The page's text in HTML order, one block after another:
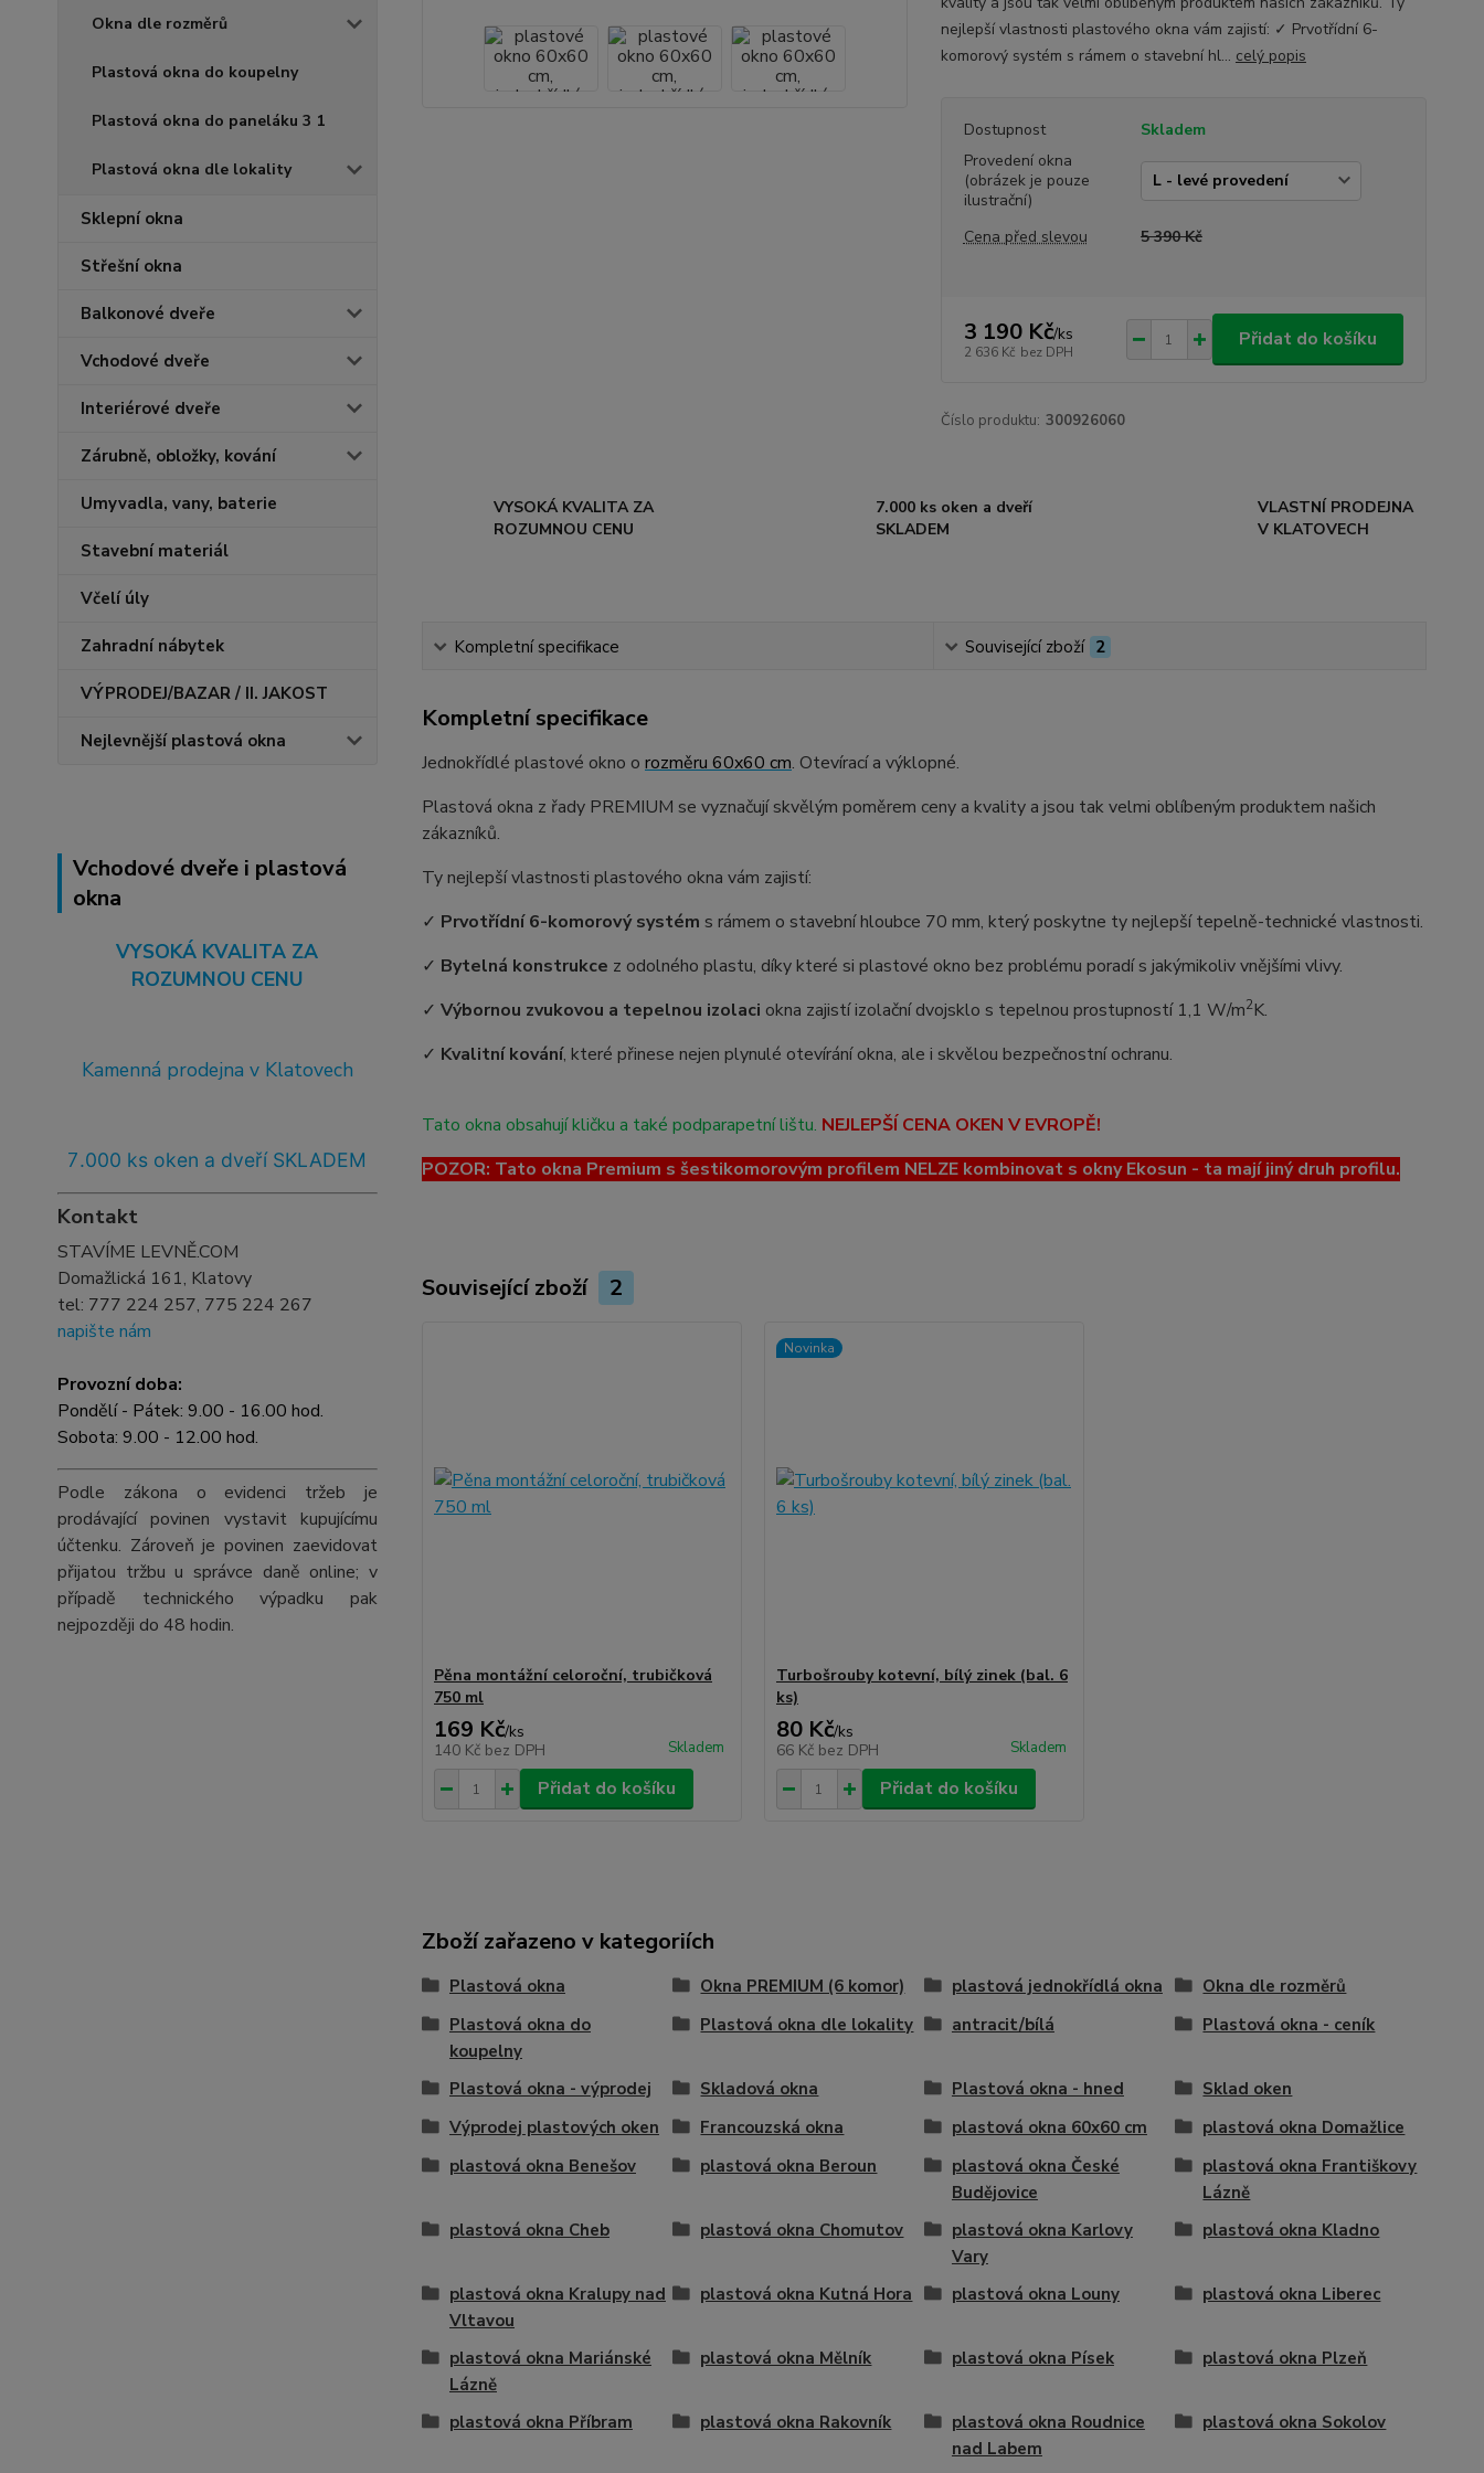
Okna dle rozměrů
Plastová okna do koupelny
Plastová okna do paneláku 3 1
Plastová okna dle lokality
Sklepní okna
Střešní okna
Balkonové dveře
Vchodové dveře
Interiérové dveře
Zárubně, obložky, kování
Umyvadla, vany, baterie
Stavební materiál
Včelí úly
Zahradní nábytek
VÝPRODEJ/BAZAR / II. JAKOST
Nejlevnější plastová okna
Vchodové dveře i plastová
okna
VYSOKÁ KVALITA ZA
ROZUMNOU CENU
Kamenná prodejna v Klatovech
7.000 ks oken a dveří SKLADEM
Kontakt
STAVÍME LEVNĚ.COM
Domažlická 161, Klatovy
tel: 777 224 257, 775 224 267
napište nám
Provozní doba:
Pondělí - Pátek: 9.00 - 16.00 hod.
Sobota: 9.00 - 12.00 hod.
Podle zákona o evidenci tržeb je
prodávající povinen vystavit kupujícímu
účtenku. Zároveň je povinen zaevidovat
přijatou tržbu u správce daně online; v
případě technického výpadku pak
nejpozději do 48 hodin.
nejlepší vlastnosti plastového okna vám zajistí: ✓ Prvotřídní 6-
komorový systém s rámem o stavební hl... celý popis
Dostupnost
Skladem
Provedení okna
(obrázek je pouze
ilustrační)
Cena před slevou
5 390 Kč
3 190 Kč/ks
2 636 Kč bez DPH
Přidat do košíku
Číslo produktu: 300926060
VYSOKÁ KVALITA ZA
ROZUMNOU CENU
7.000 ks oken a dveří
SKLADEM
VLASTNÍ PRODEJNA
V KLATOVECH
Kompletní specifikace Související zboží 2
Kompletní specifikace
Jednokřídlé plastové okno o rozměru 60x60 cm. Otevírací a výklopné.
Plastová okna z řady PREMIUM se vyznačují skvělým poměrem ceny a kvality a jsou tak velmi oblíbeným produktem našich
zákazníků.
Ty nejlepší vlastnosti plastového okna vám zajistí:
✓ Prvotřídní 6-komorový systém s rámem o stavební hloubce 70 mm, který poskytne ty nejlepší tepelně-technické vlastnosti.
✓ Bytelná konstrukce z odolného plastu, díky které si plastové okno bez problému poradí s jakýmikoliv vnějšími vlivy.
✓ Výbornou zvukovou a tepelnou izolaci okna zajistí izolační dvojsklo s tepelnou prostupností 1,1 W/m2K.
✓ Kvalitní kování, které přinese nejen plynulé otevírání okna, ale i skvělou bezpečnostní ochranu.
Tato okna obsahují kličku a také podparapetní lištu. NEJLEPŠÍ CENA OKEN V EVROPĚ!
POZOR: Tato okna Premium s šestikomorovým profilem NELZE kombinovat s okny Ekosun - ta mají jiný druh profilu.
Související zboží 2
Pěna montážní celoroční, trubičková
750 ml
169 Kč/ks
140 Kč bez DPH Skladem
Přidat do košíku
Novinka
Turbošrouby kotevní, bílý zinek (bal. 6
ks)
80 Kč/ks
66 Kč bez DPH Skladem
Přidat do košíku
Zboží zařazeno v kategoriích
Plastová okna Okna PREMIUM (6 komor) plastová jednokřídlá okna
Okna dle rozměrů
Plastová okna do
koupelny
Plastová okna dle lokality antracit/bílá Plastová okna - ceník
Plastová okna - výprodej Skladová okna Plastová okna - hned
Sklad oken
Výprodej plastových oken
Francouzská okna plastová okna 60x60 cm
plastová okna Domažlice
plastová okna Benešov
plastová okna Beroun
plastová okna České
Budějovice
plastová okna Františkovy
Lázně
plastová okna Cheb
plastová okna Chomutov
plastová okna Karlovy
Vary
plastová okna Kladno
plastová okna Kralupy nad
Vltavou
plastová okna Kutná Hora plastová okna Louny plastová okna Liberec
plastová okna Mariánské
Lázně
plastová okna Mělník plastová okna Písek plastová okna Plzeň
plastová okna Příbram plastová okna Rakovník
plastová okna Roudnice
nad Labem
plastová okna Sokolov